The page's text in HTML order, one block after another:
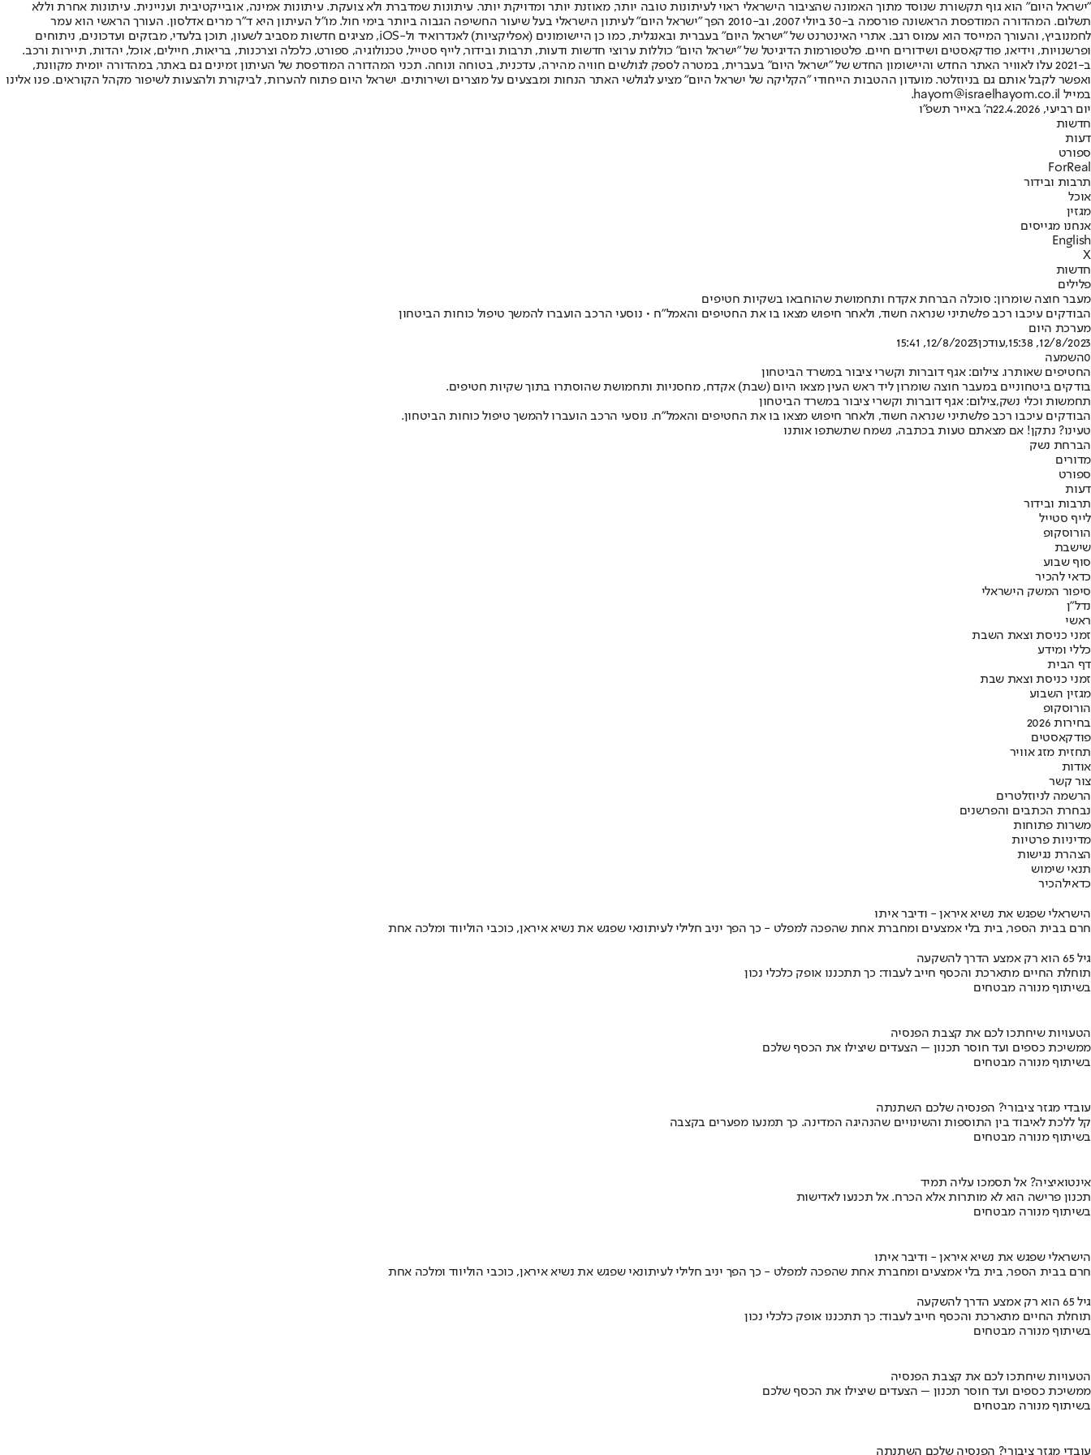
"ישראל היום" הוא גוף תקשורת שנוסד מתוך האמונה שהציבור הישראלי ראוי לעיתונות טובה יותר, מאוזנת יותר ומדויקת יותר. עיתונות שמדברת ולא צועקת. עיתונות אמינה, אובייקטיבית ועניינית. עיתונות אחרת וללא
תשלום. המהדורה המודפסת הראשונה פורסמה ב-30 ביולי 2007, וב-2010 הפך "ישראל היום" לעיתון הישראלי בעל שיעור החשיפה הגבוה ביותר בימי חול. מו"ל העיתון היא ד"ר מרים אדלסון. העורך הראשי הוא עמר
לחמנוביץ, והעורך המייסד הוא עמוס רגב. אתרי האינטרנט של "ישראל היום" בעברית ובאנגלית, כמו כן היישומונים (אפליקציות) לאנדרואיד ול-iOS, מציגים חדשות מסביב לשעון, תוכן בלעדי, מבזקים ועדכונים, ניתוחים
ופרשנויות, וידיאו, פודקאסטים ושידורים חיים. פלטפורמות הדיגיטל של "ישראל היום" כוללות ערוצי חדשות ודעות, תרבות ובידור, לייף סטייל, טכנולוגיה, ספורט, כלכלה וצרכנות, בריאות, חיילים, אוכל, יהדות, תיירות ורכב.
ב-2021 עלו לאוויר האתר החדש והיישומון החדש של "ישראל היום" בעברית, במטרה לספק לגולשים חוויה מהירה, עדכנית, בטוחה ונוחה. תכני המהדורה המודפסת של העיתון זמינים גם באתר, במהדורה יומית מקוונת,
ואפשר לקבל אותם גם בניוזלטר. מועדון ההטבות הייחודי "הקליקה של ישראל היום" מציע לגולשי האתר הנחות ומבצעים על מוצרים ושירותים. ישראל היום פתוח להערות, לביקורת ולהצעות לשיפור מקהל הקוראים. פנו אלינו
במייל hayom@israelhayom.co.il.
יום רביעי, 22.4.2026
ה' באייר תשפ"ו
חדשות
דעות
ספורט
ForReal
תרבות ובידור
אוכל
מגזין
אנחנו מגייסים
English
X
חדשות
פלילים
מעבר חוצה שומרון: סוכלה הברחת אקדח ותחמושת שהוחבאו בשקיות חטיפים
הבודקים עיכבו רכב פלשתיני שנראה חשוד, ולאחר חיפוש מצאו בו את החטיפים והאמל"ח • נוסעי הרכב הועברו להמשך טיפול כוחות הביטחון
מערכת היום
12/8/2023, 15:38
,עודכן12/8/2023, 15:41
0השמעה
החטיפים שאותרו. צילום: אגף דוברות וקשרי ציבור במשרד הביטחון
בודקים ביטחוניים במעבר חוצה שומרון ליד ראש העין מצאו היום (שבת) אקדח, מחסניות ותחמושת שהוסתרו בתוך שקיות חטיפים.
תחמשות וכלי נשק,צילום: אגף דוברות וקשרי ציבור במשרד הביטחון
הבודקים עיכבו רכב פלשתיני שנראה חשוד, ולאחר חיפוש מצאו בו את החטיפים והאמל"ח. נוסעי הרכב הועברו להמשך טיפול כוחות הביטחון.
טעינו? נתקן! אם מצאתם טעות בכתבה, נשמח שתשתפו אותנו
הברחת נשק
מדורים
ספורט
דעות
תרבות ובידור
לייף סטייל
הורוסקופ
שישבת
סוף שבוע
כדאי להכיר
סיפור המשק הישראלי
נדל"ן
ראשי
זמני כניסת וצאת השבת
כללי ומידע
דף הבית
זמני כניסת וצאת שבת
מגזין השבוע
הורוסקופ
בחירות 2026
פודקאסטים
תחזית מזג אוויר
אודות
צור קשר
הרשמה לניוזלטרים
נבחרת הכתבים והפרשנים
משרות פתוחות
מדיניות פרטיות
הצהרת נגישות
תנאי שימוש
כדאילהכיר
הישראלי שפגש את נשיא איראן - ודיבר איתו
חרם בבית הספר, בית בלי אמצעים ומחברת אחת שהפכה למפלט - כך הפך יניב חלילי לעיתונאי שפגש את נשיא איראן, כוכבי הוליווד ומלכה אחת
גיל 65 הוא רק אמצע הדרך להשקעה
תוחלת החיים מתארכת והכסף חייב לעבוד: כך תתכננו אופק כלכלי נכון
בשיתוף מנורה מבטחים
הטעויות שיחתכו לכם את קצבת הפנסיה
ממשיכת כספים ועד חוסר תכנון – הצעדים שיצילו את הכסף שלכם
בשיתוף מנורה מבטחים
עובדי מגזר ציבורי? הפנסיה שלכם השתנתה
קל ללכת לאיבוד בין התוספות והשינויים שהנהיגה המדינה. כך תמנעו מפערים בקצבה
בשיתוף מנורה מבטחים
אינטואיציה? אל תסמכו עליה תמיד
תכנון פרישה הוא לא מותרות אלא הכרח. אל תכנעו לאדישות
בשיתוף מנורה מבטחים
הישראלי שפגש את נשיא איראן - ודיבר איתו
חרם בבית הספר, בית בלי אמצעים ומחברת אחת שהפכה למפלט - כך הפך יניב חלילי לעיתונאי שפגש את נשיא איראן, כוכבי הוליווד ומלכה אחת
גיל 65 הוא רק אמצע הדרך להשקעה
תוחלת החיים מתארכת והכסף חייב לעבוד: כך תתכננו אופק כלכלי נכון
בשיתוף מנורה מבטחים
הטעויות שיחתכו לכם את קצבת הפנסיה
ממשיכת כספים ועד חוסר תכנון – הצעדים שיצילו את הכסף שלכם
בשיתוף מנורה מבטחים
עובדי מגזר ציבורי? הפנסיה שלכם השתנתה